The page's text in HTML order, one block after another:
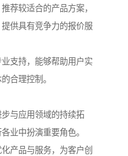
荐较适合的产品方案，
供具有竞争力的报价服
支持，能够帮助用户实
合理控制。
与应用领域的持续拓
业中扮演重要角色。
产品与服务，为客户创